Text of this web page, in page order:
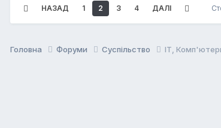
НАЗАД 1 2 3 4 ДАЛІ
Головна Форуми Суспільство IT,